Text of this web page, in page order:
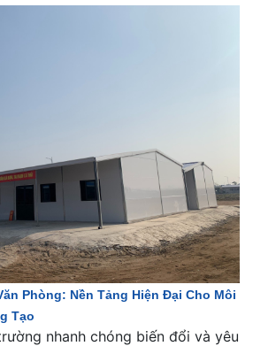
Phòng: Nền Tảng Hiện Đại Cho Môi
Tạo
nhanh chóng biến đổi và yêu